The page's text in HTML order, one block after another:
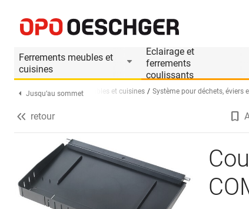
Ferrements meubles et
cuisines
Eclairage et
ferrements
coulissants
Sélectionnez une langue (FR)
Jusqu’au sommet
d’accueil Ferrements meubles et cuisines Système pour déchets, éviers
Informations produit
Le produit est
retour